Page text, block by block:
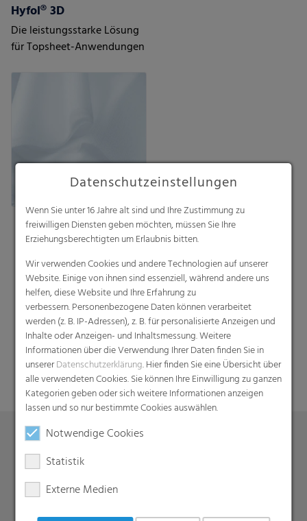
Hyfol® 3D
Die leistungsstarke Lösung
für Topsheet-Anwendungen
Suche
Datenschutzeinstellungen
Wenn Sie unter 16 Jahre alt sind und Ihre Zustimmung zu
freiwilligen Diensten geben möchten, müssen Sie Ihre
Erziehungsberechtigten um Erlaubnis bitten.
Wir verwenden Cookies und andere Technologien auf unserer
Website. Einige von ihnen sind essenziell, während andere uns
helfen, diese Website und Ihre Erfahrung zu
verbessern. Personenbezogene Daten können verarbeitet
werden (z. B. IP-Adressen), z. B. für personalisierte Anzeigen und
Inhalte oder Anzeigen- und Inhaltsmessung. Weitere
Informationen über die Verwendung Ihrer Daten finden Sie in
unsererDatenschutzerklärung. Hier finden Sie eine Übersicht über
alle verwendeten Cookies. Sie können Ihre Einwilligung zu ganzen
Kategorien geben oder sich weitere Informationen anzeigen
lassen und so nur bestimmte Cookies auswählen.
Notwendige Cookies
Statistik
Externe Medien
Produkte
Barrierefolien